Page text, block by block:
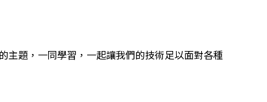
主題，一同學習，一起讓我們的技術足以面對各種